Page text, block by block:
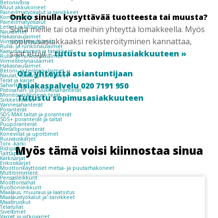
Betonivibra
Muut akkukoneet
Paineilmatyökalut ja tarvikkeet
Kompressorit
Paineilmatyökalut
Letkut ja liittimet
Naulaimet
Hakasnaulaimet
Viimeistelynaulaimet
Rulla- ja runkonaulaimet
Kaasunaulaimet ja tarvikkeet
Rulla- ja runkonaulaimet
Viimeistelynaulaimet
Hakasnaulaimet
Betoni- ja teräsnaulaimet
Naulat, kaasut ja tarvikkeet
Terät ja kärjet
Sahanterät
Pistosahan- ja puukkosahanterät
Monitoimikoneen terät
Sirkkelinterät
Vannesahanterät
Poranterät
SDS MAX taltat ja poranterät
SDS+ poranterät ja taltat
Puuporanterät
Metalliporanterät
Koneviilat ja upottimet
Ruuvauskärjet
Torx -kärki
Ristipää
Talttapää
Kärkisarjat
Erikoiskärjet
Moottorikäyttöiset metsä- ja puutarhakoneet
Multitrimmerit
Pensasleikkurit
Moottorisahat
Ruohonleikkurit
Maalaus, muuraus ja laatoitus
Maalaustyökalut ja -tarvikkeet
Maaliruiskut
Telarullat
Siveltimet
Varret ja jatkovarret
Onko sinulla kysyttävää tuotteesta tai muusta?
Soita meille tai ota meihin yhteyttä lomakkeella. Myös
sopimusasiakkaaksi rekisteröityminen kannattaa,
saat etuja –tutustu sopimusasiakkuuteen »
Ota yhteyttä asiantuntijaan
Asiakaspalvelu 020 7191 950
Tutustu sopimusasiakkuuteen
Myös tämä voisi kiinnostaa sinua